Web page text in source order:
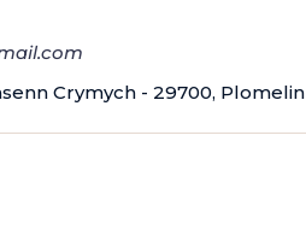
Crymych - 29700, Plomelin